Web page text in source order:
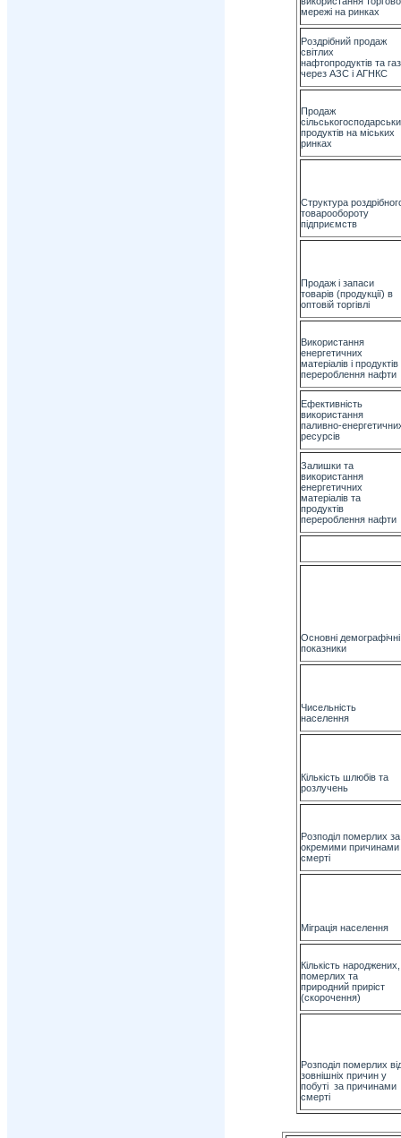
мережі на ринках
Роздрібний продаж
світлих
нафтопродуктів та
через АЗС і АГНКС
Продаж
продуктів на міських
ринках
Структура
товарообороту
підприємств
Продаж і запаси
товарів (продукції) в
оптовій торгівлі
Використання
енергетичних
матеріалів і продуктів
перероблення нафти
Ефективність
використання
паливно-
ресурсів
Залишки та
використання
енергетичних
матеріалів та
продуктів
перероблення нафти
Основні демографічні
показники
Чисельність
населення
Кількість шлюбів та
розлучень
Розподіл померлих за
окремими причинами
смерті
Міграція населення
Кількість народжених,
померлих та
природний приріст
(скорочення)
Розподіл померлих
зовнішніх причин у
побуті за причинами
смерті